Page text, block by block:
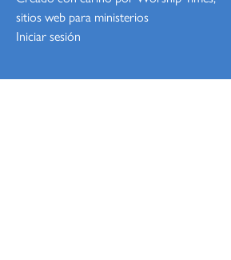
sitios web para ministerios
Iniciar sesión